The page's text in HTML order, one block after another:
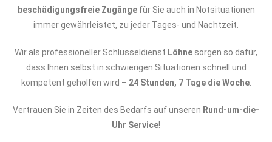
beschädigungsfreie Zugängefür Sie auch in Notsituationen
immer gewährleistet, zu jeder Tages- und Nachtzeit.
Wir als professioneller Schlüsseldienst Löhne sorgen so dafür,
dass Ihnen selbst in schwierigen Situationen schnell und
kompetent geholfen wird – 24 Stunden, 7 Tage die Woche.
Vertrauen Sie in Zeiten des Bedarfs auf unseren Rund-um-die-
Uhr Service!